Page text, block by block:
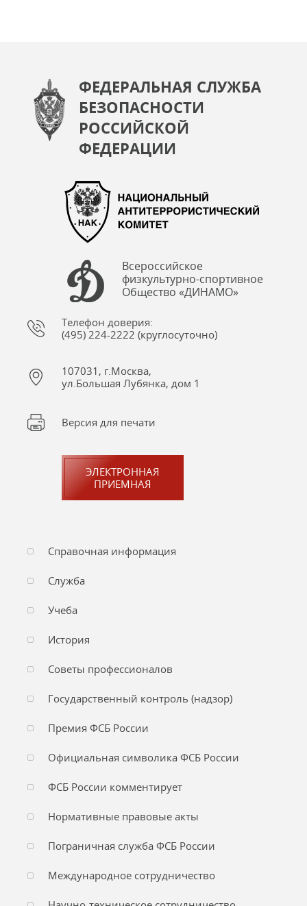
ФЕДЕРАЛЬНАЯ СЛУЖБА
БЕЗОПАСНОСТИ
РОССИЙСКОЙ
ФЕДЕРАЦИИ
Всероссийское
физкультурно-спортивное
Общество «ДИНАМО»
Телефон доверия:
(495) 224-2222 (круглосуточно)
107031, г.Москва,
ул.Большая Лубянка, дом 1
Версия для печати
ЭЛЕКТРОННАЯ
ПРИЕМНАЯ
Справочная информация
Служба
Учеба
История
Советы профессионалов
Государственный контроль (надзор)
Премия ФСБ России
Официальная символика ФСБ России
ФСБ России комментирует
Нормативные правовые акты
Пограничная служба ФСБ России
Международное сотрудничество